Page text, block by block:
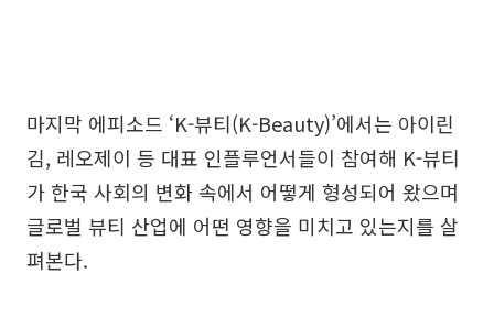
마지막 에피소드 ‘K-뷰티(K-Beauty)’에서는 아이린
김, 레오제이 등 대표 인플루언서들이 참여해 K-뷰티
가 한국 사회의 변화 속에서 어떻게 형성되어 왔으며
글로벌 뷰티 산업에 어떤 영향을 미치고 있는지를 살
펴본다.